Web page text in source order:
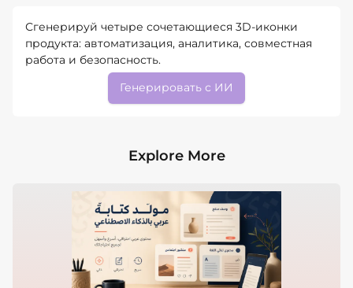
Сгенерируй четыре сочетающиеся 3D-иконки
продукта: автоматизация, аналитика, совместная
работа и безопасность.
Генерировать с ИИ
Explore More